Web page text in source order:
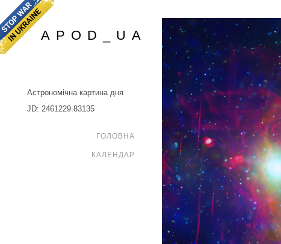
APOD_UA
Астрономічна картина дня
JD: 2461229.83135
ГОЛОВНА
КАЛЕНДАР